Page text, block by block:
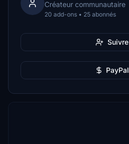
Créateur communautaire
20 add-ons • 25 abonnés
Suivre
PayPal